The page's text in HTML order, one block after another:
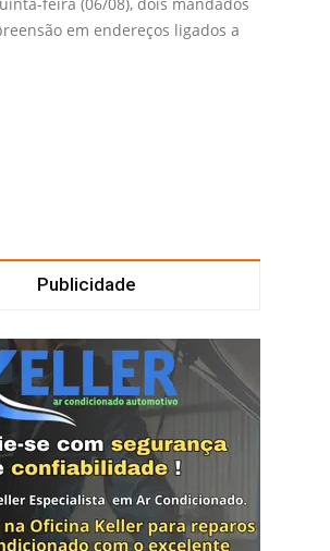
em endereços ligados a
Publicidade